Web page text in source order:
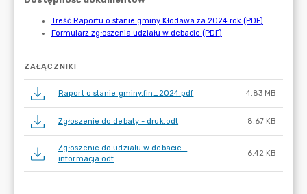
ZAŁĄCZNIKI
Raport o stanie gminy.fin_2024.pdf 4.83 MB
Zgłoszenie do debaty - druk.odt 8.67 KB
Zgłoszenie do udziału w debacie -
informacja.odt
6.42 KB